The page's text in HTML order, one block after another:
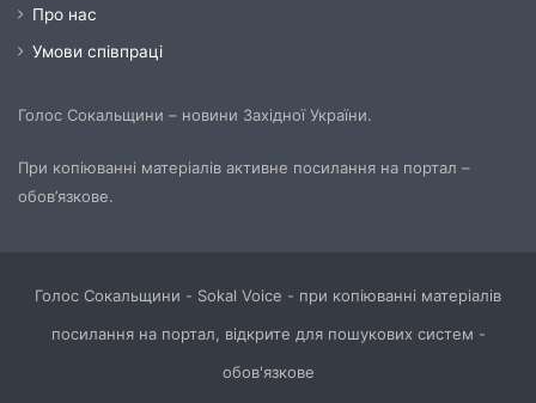
Про нас
Умови співпраці
Голос Сокальщини – новини Західної України.
При копіюванні матеріалів активне посилання на портал –
обов’язкове.
Голос Сокальщини - Sokal Voice - при копіюванні матеріалів
посилання на портал, відкрите для пошукових систем -
обов'язкове